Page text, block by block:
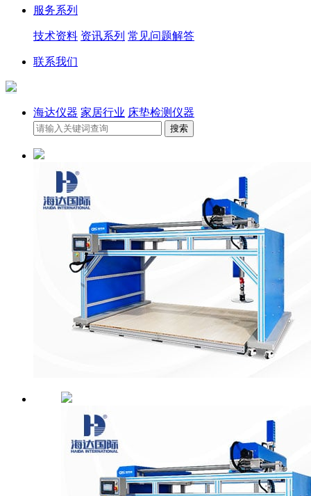
服务系列
技术资料 资讯系列 常见问题解答
联系我们
海达仪器 家居行业 床垫检测仪器